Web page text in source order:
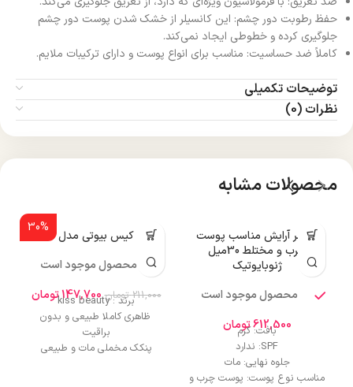
حفظ رطوبت دور چشم: این کانسیلر از خشک شدن پوست دور چشم
جلوگیری کرده و خطوطی ایجاد نمی‌کند.
کاملاً ضد حساسیت: مناسب برای انواع پوست و دارای ترکیبات ملایم.
توضیحات تکمیلی
نظرات (0)
محصولات مشابه
پرایمر آرایش مناسب پوست
چرب و مختلط 30میل
ژنوبایوتیک
محصول موجود است
612,500تومانبافت: کرم
SPF: ندارد
جلوه نهایی: مات
مناسب نوع پوست: پوست چرب و
30%
پنکک کیس بیوتی مدل R515
محصول موجود است
211,000 تومان 147,700تومان
برند : kiss beauty
ظاهری کاملا طبیعی و بدون
براقیت
پنکک مخملی مات و طبیعی